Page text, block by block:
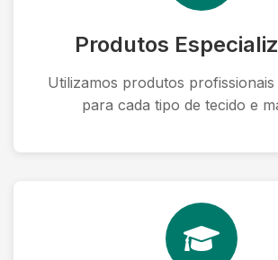
Produtos
Utilizamos produtos
para cada tipo de tecido e